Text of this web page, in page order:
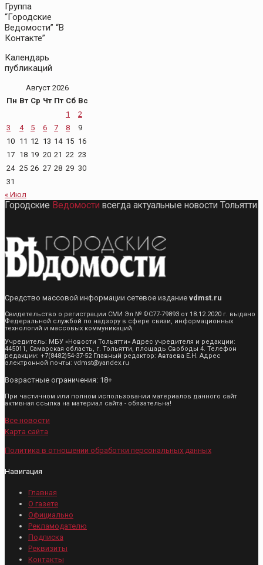
Группа
“Городские
Ведомости” “В
Контакте”
Календарь
публикаций
Август 2026
Пн Вт Ср Чт Пт Сб Вс
1
2
3
4 5 6 7 8
9
10 11 12 13 14 15 16
17 18 19 20 21 22 23
24 25 26 27 28 29 30
31
« Июл
Городские Ведомости всегда актуальные новости Тольятти
Средство массовой информации сетевое издание vdmst.ru
Свидетельство о регистрации СМИ Эл № ФС77-79893 от 18.12.2020 г. выдано
Федеральной службой по надзору в сфере связи, информационных
технологий и массовых коммуникаций.
Учредитель: МБУ «Новости Тольятти» Адрес учредителя и редакции:
445011, Самарская область, г. Тольятти, площадь Свободы 4. Телефон
редакции: +7(8482)54-37-52 Главный редактор: Автаева Е.Н. Адрес
электронной почты: vdmst@yandex.ru
Возрастные ограничения: 18+
При частичном или полном использовании материалов данного сайт
активная ссылка на материал сайта - обязательна!
Все новости
Карта сайта
Политика в отношении обработки персональных данных
Навигация
Главная
О газете
Официально
Рекламодателю
Подписка
Реквизиты
Контакты